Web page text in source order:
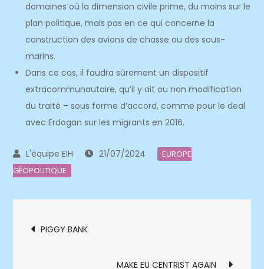
domaines où la dimension civile prime, du moins sur le
plan politique, mais pas en ce qui concerne la
construction des avions de chasse ou des sous-
marins.
Dans ce cas, il faudra sûrement un dispositif
extracommunautaire, qu’il y ait ou non modification
du traité – sous forme d’accord, comme pour le deal
avec Erdogan sur les migrants en 2016.
21/07/2024
EUROPE
GÉOPOLITIQUE
Navigation
PIGGY BANK
MAKE EU CENTRIST AGAIN